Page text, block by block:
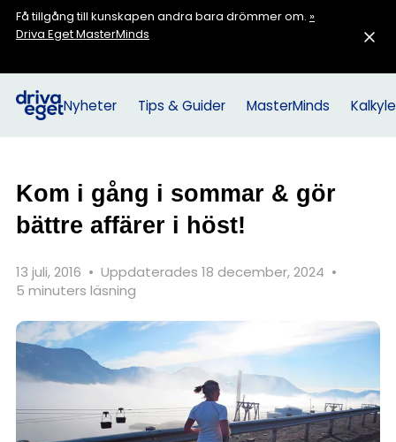
Få tillgång till kunskapen andra bara drömmer om. »
Driva Eget MasterMinds
Nyheter Tips & Guider MasterMinds
Kom i gång i sommar & gör
bättre affärer i höst!
13 juli, 2016 • Uppdaterades 18 december, 2024 •
5 minuters läsning